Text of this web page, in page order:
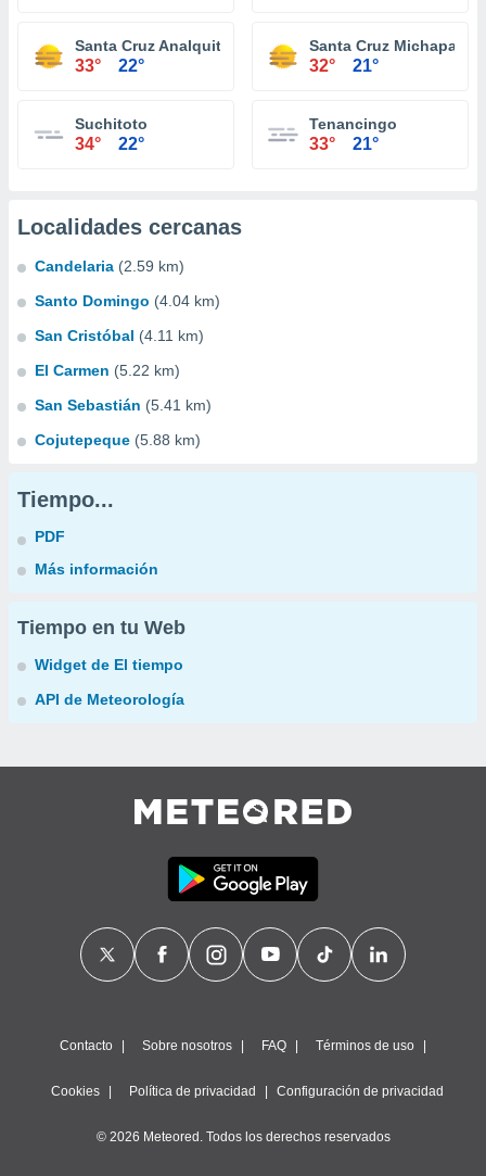
Santa Cruz Analquito
33° 22°
Santa Cruz Michapa
32° 21°
Suchitoto
34° 22°
Tenancingo
33° 21°
Localidades cercanas
Candelaria (2.59 km)
Santo Domingo (4.04 km)
San Cristóbal (4.11 km)
El Carmen (5.22 km)
San Sebastián (5.41 km)
Cojutepeque (5.88 km)
Tiempo...
PDF
Más información
Tiempo en tu Web
Widget de El tiempo
API de Meteorología
Contacto Sobre nosotros FAQ Términos de uso
Cookies Política de privacidad Configuración de privacidad
© 2026 Meteored. Todos los derechos reservados